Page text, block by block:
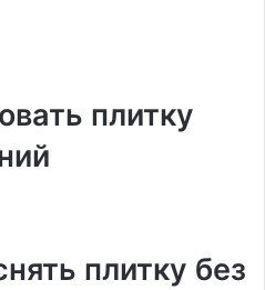
плитку
плитку без